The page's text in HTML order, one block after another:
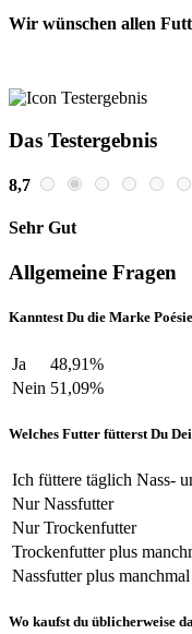
Wir wünschen allen
Das Testergebnis
8,7
Sehr Gut
Allgemeine Fragen
Kanntest Du die Marke
Ja
48,91%
Nein 51,09%
Welches Futter fütterst Du
Ich füttere täglich Nass-
Nur Nassfutter
Nur Trockenfutter
Trockenfutter plus
Nassfutter plus
Wo kaufst du üblicherweise